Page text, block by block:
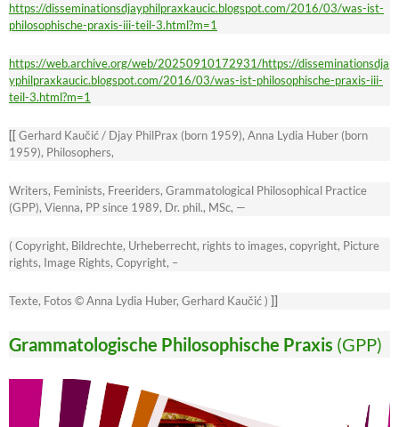
https://disseminationsdjayphilpraxkaucic.blogspot.com/2016/03/was-ist-
philosophische-praxis-iii-teil-3.html?m=1
https://web.archive.org/web/20250910172931/https://disseminationsdja
yphilpraxkaucic.blogspot.com/2016/03/was-ist-philosophische-praxis-iii-
teil-3.html?m=1
[[Gerhard Kaučić / Djay PhilPrax (born 1959), Anna Lydia Huber (born
1959), Philosophers,
Writers, Feminists, Freeriders, Grammatological Philosophical Practice
(GPP), Vienna, PP since 1989, Dr. phil., MSc, —
( Copyright, Bildrechte, Urheberrecht, rights to images, copyright, Picture
rights, Image Rights, Copyright, –
Texte, Fotos © Anna Lydia Huber, Gerhard Kaučić ) ]]
Grammatologische Philosophische Praxis (GPP)